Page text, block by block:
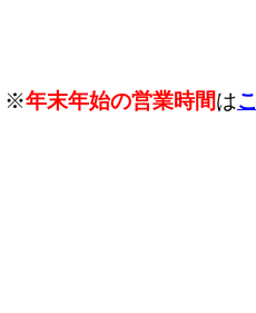
※年末年始の営業時間は